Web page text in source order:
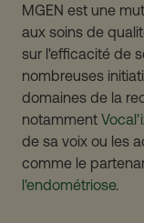
MGEN est une
aux soins de
sur l'efficacité de
nombreuses
domaines de la
notamment
de sa voix ou les
comme le
l'endométriose.